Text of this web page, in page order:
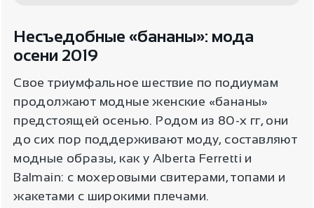
Несъедобные «бананы»: мода
осени 2019
Свое триумфальное шествие по подиумам
продолжают модные женские «бананы»
предстоящей осенью. Родом из 80-х гг, они
до сих пор поддерживают моду, составляют
модные образы, как у Alberta Ferretti и
Balmain: с мохеровыми свитерами, топами и
жакетами с широкими плечами.